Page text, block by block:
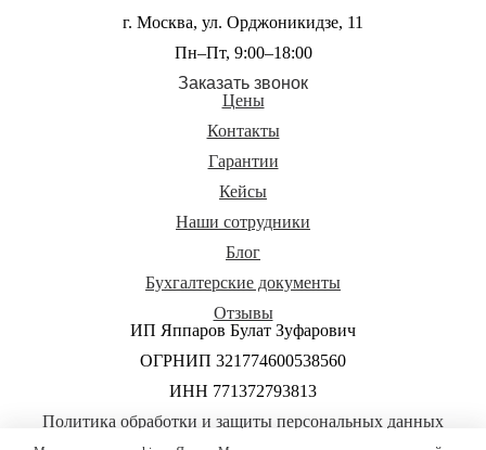
Цены
Контакты
Гарантии
Кейсы
Наши сотрудники
Блог
Бухгалтерские документы
Отзывы
ИП Яппаров Булат Зуфарович
ОГРНИП 321774600538560
ИНН 771372793813
Политика обработки и защиты персональных данных
г. Москва, ул. Орджоникидзе, 11
Пн–Пт, 9:00–18:00
Заказать звонок